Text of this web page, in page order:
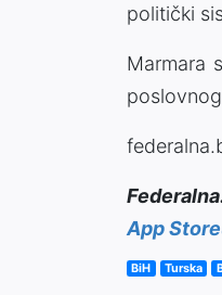
politički
​​​​​​​Marmara
App
BiH Turska